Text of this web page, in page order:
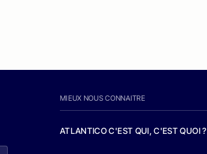
MIEUX NOUS CONNAITRE
ATLANTICO C'EST QUI, C'EST QUOI ?